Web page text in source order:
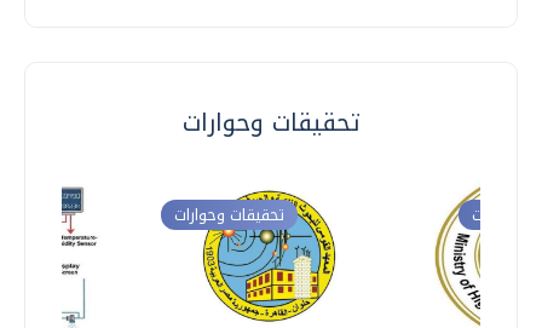
تحقيقات وحوارات
تحقيقات وحوارات وحوارات